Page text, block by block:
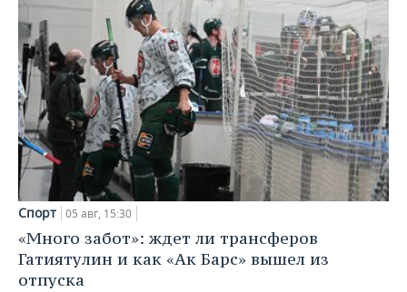
Спорт 05 авг, 15:30
«Много забот»: ждет ли трансферов
Гатиятулин и как «Ак Барс» вышел из
отпуска